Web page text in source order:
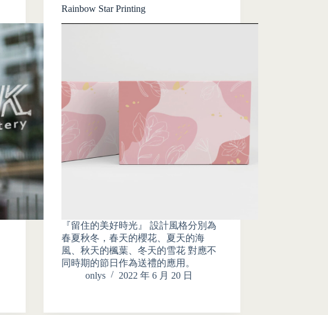
Rainbow Star Printing
『留住的美好時光』 設計風格分別為
春夏秋冬，春天的櫻花、夏天的海
風、秋天的楓葉、冬天的雪花 對應不
同時期的節日作為送禮的應用。
onlys
2022 年 6 月 20 日